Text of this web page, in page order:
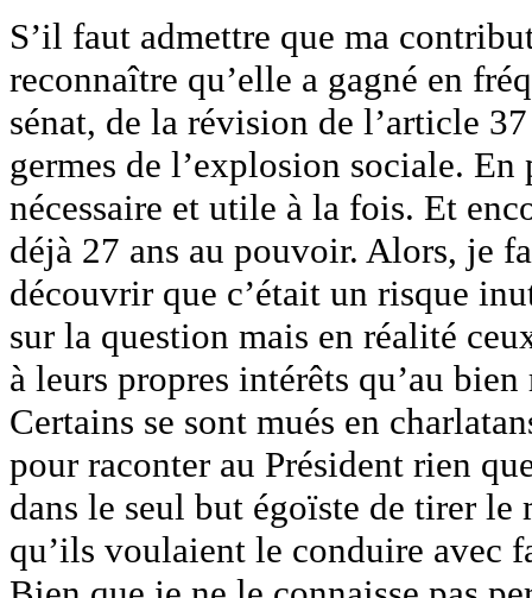
S’il faut admettre que ma
reconnaître qu’elle a gagné en
sénat, de la révision de l’article
germes de l’explosion sociale.
nécessaire et utile à la fois. Et
déjà 27 ans au pouvoir. Alors, je
découvrir que c’était un risque
sur la question mais en réalité
à leurs propres intérêts qu’au
Certains se sont mués en
pour raconter au Président rien
dans le seul but égoïste de tirer
qu’ils voulaient le conduire avec